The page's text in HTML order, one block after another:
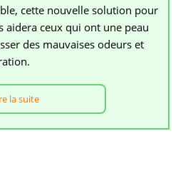
cette nouvelle solution pour
aidera ceux qui ont une peau
des mauvaises odeurs et
la suite